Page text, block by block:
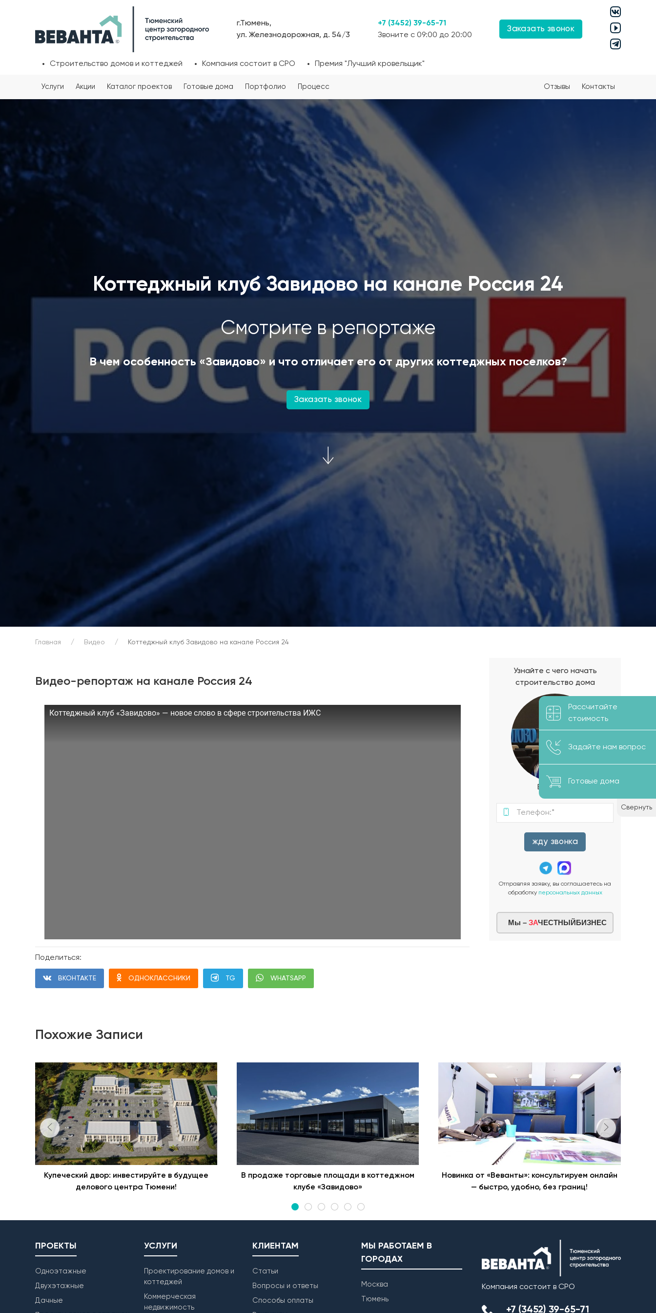
г.Тюмень,
ул. Железнодорожная, д. 54/3
+7 (3452) 39-65-71
Звоните с 09:00 до 20:00
Заказать звонок
Строительство домов и коттеджей Компания состоит в СРО Премия "Лучший кровельщик"
Услуги Акции Каталог проектов Готовые дома Портфолио Процесс Отзывы Контакты
Коттеджный клуб Завидово на канале Россия 24
Смотрите в репортаже
В чем особенность «Завидово» и что отличает его от других коттеджных поселков?
Заказать звонок
Главная Видео Коттеджный клуб Завидово на канале Россия 24
Видео-репортаж на канале Россия 24
Коттеджный клуб «Завидово» — новое слово в сфере строительства ИЖС
Узнайте с чего начать
строительство дома
Виктория
жду звонка
Отправляя заявку, вы соглашаетесь на
обработку персональных данных
Мы – ЗАЧЕСТНЫЙБИЗНЕС
Поделиться:
ВКОНТАКТЕ ОДНОКЛАССНИКИ TG WHATSAPP
Похожие Записи
Купеческий двор: инвестируйте в будущее
делового центра Тюмени!
В продаже торговые площади в коттеджном
клубе «Завидово»
Новинка от «Веванты»: консультируем онлайн
— быстро, удобно, без границ!
ПРОЕКТЫ
Одноэтажные
Двухэтажные
Дачные
УСЛУГИ
Проектирование домов и
коттеджей
Коммерческая
недвижимость
КЛИЕНТАМ
Статьи
Вопросы и ответы
Способы оплаты
МЫ РАБОТАЕМ В
ГОРОДАХ
Москва
Тюмень
Компания состоит в СРО
+7 (3452) 39-65-71
Рассчитайте
стоимость
Задайте нам вопрос
Готовые дома
Свернуть